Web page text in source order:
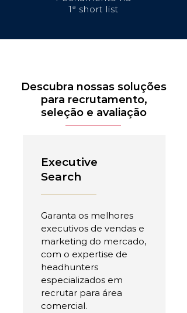
1ª short list
Descubra nossas soluções
para recrutamento,
seleção e avaliação
Executive
Search
Garanta os melhores
executivos de vendas e
marketing do mercado,
com o expertise de
headhunters
especializados em
recrutar para área
comercial.